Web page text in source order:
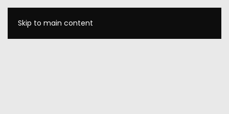
Skip to main content